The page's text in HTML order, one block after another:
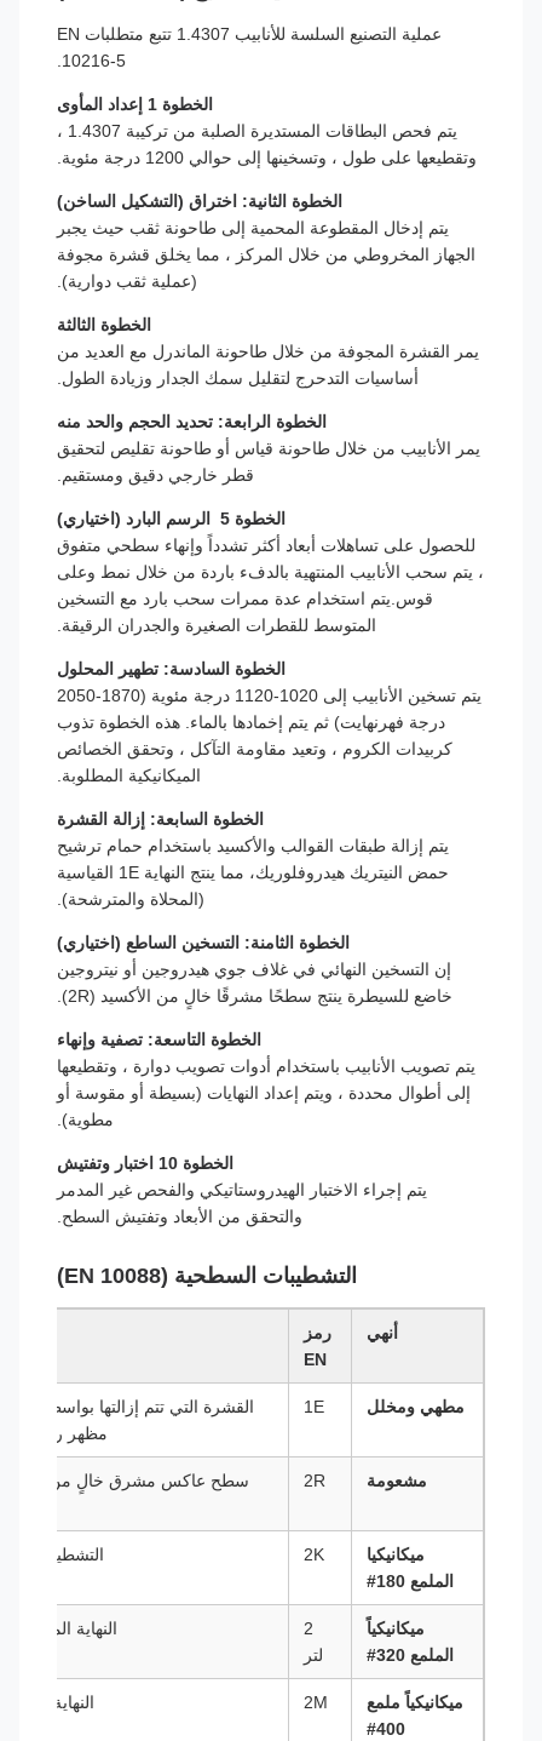
عملية التصنيع السلسة للأنابيب 1.4307 تتبع متطلبات EN
10216-5.
الخطوة 1 إعداد المأوى
يتم فحص البطاقات المستديرة الصلبة من تركيبة 1.4307 ،
وتقطيعها على طول ، وتسخينها إلى حوالي 1200 درجة مئوية.
الخطوة الثانية: اختراق (التشكيل الساخن)
يتم إدخال المقطوعة المحمية إلى طاحونة ثقب حيث يجبر
الجهاز المخروطي من خلال المركز ، مما يخلق قشرة مجوفة
(عملية ثقب دوارية).
الخطوة الثالثة
يمر القشرة المجوفة من خلال طاحونة الماندرل مع العديد من
أساسيات التدحرج لتقليل سمك الجدار وزيادة الطول.
الخطوة الرابعة: تحديد الحجم والحد منه
يمر الأنابيب من خلال طاحونة قياس أو طاحونة تقليص لتحقيق
قطر خارجي دقيق ومستقيم.
الخطوة 5 ‬ الرسم البارد (اختياري)
للحصول على تساهلات أبعاد أكثر تشدداً وإنهاء سطحي متفوق
، يتم سحب الأنابيب المنتهية بالدفء باردة من خلال نمط وعلى
قوس.يتم استخدام عدة ممرات سحب بارد مع التسخين
المتوسط للقطرات الصغيرة والجدران الرقيقة.
الخطوة السادسة: تطهير المحلول
يتم تسخين الأنابيب إلى 1020-1120 درجة مئوية (1870-2050
درجة فهرنهايت) ثم يتم إخمادها بالماء. هذه الخطوة تذوب
كربيدات الكروم ، وتعيد مقاومة التآكل ، وتحقق الخصائص
الميكانيكية المطلوبة.
الخطوة السابعة: إزالة القشرة
يتم إزالة طبقات القوالب والأكسيد باستخدام حمام ترشيح
حمض النيتريك هيدروفلوريك، مما ينتج النهاية 1E القياسية
(المحلاة والمترشحة).
الخطوة الثامنة: التسخين الساطع (اختياري)
إن التسخين النهائي في غلاف جوي هيدروجين أو نيتروجين
خاضع للسيطرة ينتج سطحًا مشرقًا خالٍ من الأكسيد (2R).
الخطوة التاسعة: تصفية وإنهاء
يتم تصويب الأنابيب باستخدام أدوات تصويب دوارة ، وتقطيعها
إلى أطوال محددة ، ويتم إعداد النهايات (بسيطة أو مقوسة أو
مطوية).
الخطوة 10 اختبار وتفتيش
يتم إجراء الاختبار الهيدروستاتيكي والفحص غير المدمر
والتحقق من الأبعاد وتفتيش السطح.
التشطيبات السطحية (EN 10088)
أنهي
رمز
EN
مطهي ومخلل 1E
القشرة التي تتم إزالتها بواسطة
مظهر رمادي
مشعومة 2R سطح عاكس مشرق خالٍ من
ميكانيكيا
الملمع 180#
2K التشطيب
ميكانيكياً
الملمع 320#
2
لتر
النهاية الماتية
ميكانيكياً ملمع
400#
2M النهاية شبه